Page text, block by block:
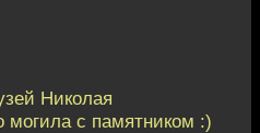
Николая
могила с памятником :)